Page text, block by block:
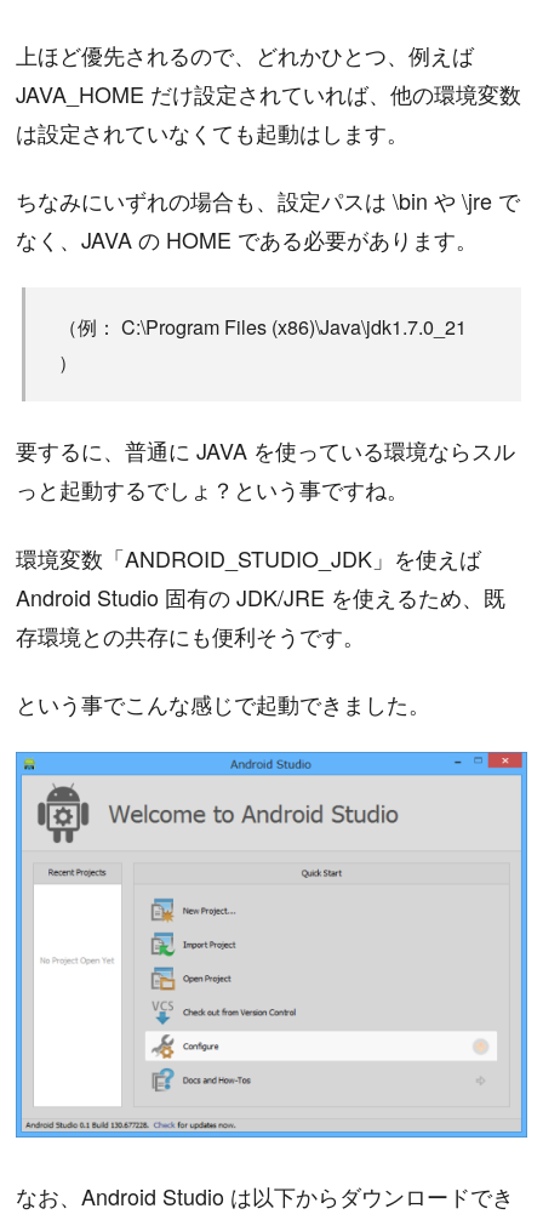
上ほど優先されるので、どれかひとつ、例えば
JAVA_HOME だけ設定されていれば、他の環境変数
は設定されていなくても起動はします。
ちなみにいずれの場合も、設定パスは \bin や \jre で
なく、JAVA の HOME である必要があります。
（例： C:\Program Files (x86)\Java\jdk1.7.0_21
）
要するに、普通に JAVA を使っている環境ならスル
っと起動するでしょ？という事ですね。
環境変数「ANDROID_STUDIO_JDK」を使えば
Android Studio 固有の JDK/JRE を使えるため、既
存環境との共存にも便利そうです。
という事でこんな感じで起動できました。
なお、Android Studio は以下からダウンロードでき